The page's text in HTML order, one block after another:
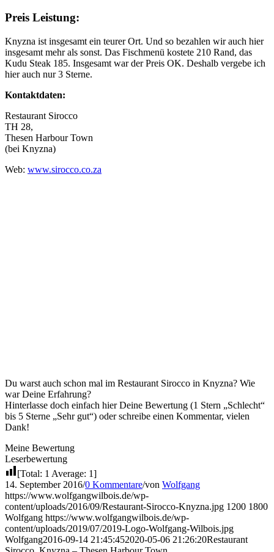
Preis Leistung:
Knyzna ist insgesamt ein teurer Ort. Und so bezahlen wir auch hier
insgesamt mehr als sonst. Das Fischmenü kostete 210 Rand, das
Kudu Steak 185. Insgesamt war der Preis OK. Deshalb vergebe ich
hier auch nur 3 Sterne.
Kontaktdaten:
Restaurant Sirocco
TH 28,
Thesen Harbour Town
(bei Knyzna)
Web: www.sirocco.co.za
Du warst auch schon mal im Restaurant Sirocco in Knyzna? Wie
war Deine Erfahrung?
Hinterlasse doch einfach hier Deine Bewertung (1 Stern „Schlecht“
bis 5 Sterne „Sehr gut“) oder schreibe einen Kommentar, vielen
Dank!
Meine Bewertung
Leserbewertung
[Total: 1 Average: 1]
14. September 2016/0 Kommentare/von Wolfgang
https://www.wolfgangwilbois.de/wp-
content/uploads/2016/09/Restaurant-Sirocco-Knyzna.jpg 1200 1800
Wolfgang https://www.wolfgangwilbois.de/wp-
content/uploads/2019/07/2019-Logo-Wolfgang-Wilbois.jpg
Wolfgang2016-09-14 21:45:452020-05-06 21:26:20Restaurant